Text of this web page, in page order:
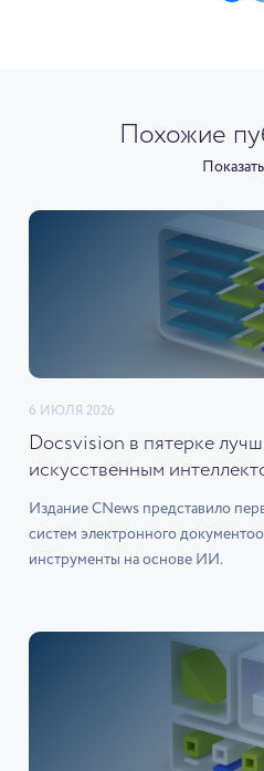
Похожие
6 ИЮЛЯ 2026
Docsvision в пятерке
искусственным
Издание CNews представило
систем электронного
инструменты на основе ИИ.